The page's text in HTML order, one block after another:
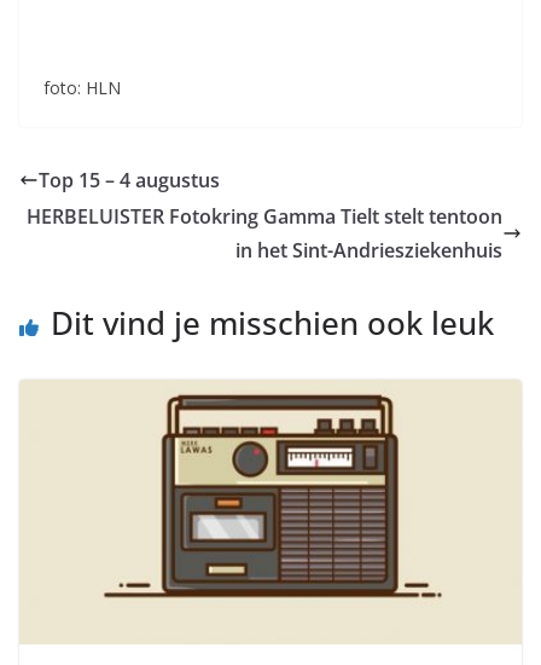
foto: HLN
Top 15 – 4 augustus
HERBELUISTER Fotokring Gamma Tielt stelt tentoon
in het Sint-Andriesziekenhuis
Dit vind je misschien ook leuk